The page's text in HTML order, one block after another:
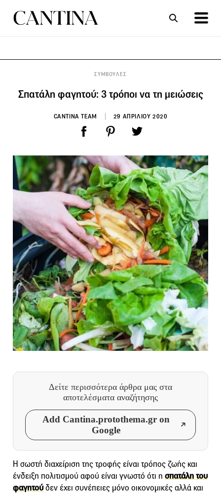
ΣΥΜΒΟΥΛΕΣ
Σπατάλη φαγητού: 3 τρόποι να τη μειώσεις
CANTINA TEAM 29 ΑΠΡΙΛΙΟΥ 2020
Δείτε περισσότερα άρθρα μας στα
αποτελέσματα αναζήτησης
Add Cantina.protothema.gr on
Google
Η σωστή διαχείριση της τροφής είναι τρόπος ζωής και
ένδειξη πολιτισμού αφού είναι γνωστό ότι η σπατάλη του
φαγητούδεν έχει συνέπειες μόνο οικονομικές αλλά και